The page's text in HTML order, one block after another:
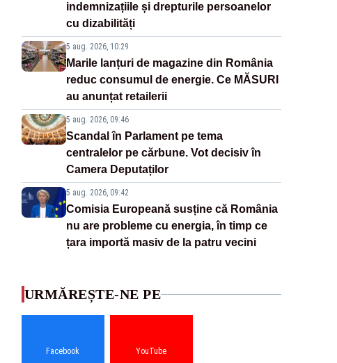
indemnizațiile și drepturile persoanelor
cu dizabilități
5 aug. 2026, 10:29
Marile lanțuri de magazine din România
reduc consumul de energie. Ce MĂSURI
au anunțat retailerii
5 aug. 2026, 09:46
Scandal în Parlament pe tema
centralelor pe cărbune. Vot decisiv în
Camera Deputaților
5 aug. 2026, 09:42
Comisia Europeană susține că România
nu are probleme cu energia, în timp ce
țara importă masiv de la patru vecini
URMĂREȘTE-NE PE
Facebook YouTube